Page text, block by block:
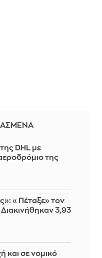
DHL με
της
«Πέταξε» τον
Διακινήθηκαν 3,93
και σε νομικό